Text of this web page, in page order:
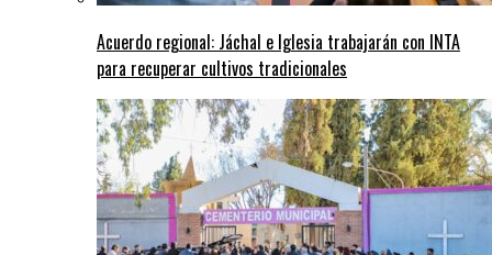
Acuerdo regional: Jáchal e Iglesia trabajarán con INTA
para recuperar cultivos tradicionales